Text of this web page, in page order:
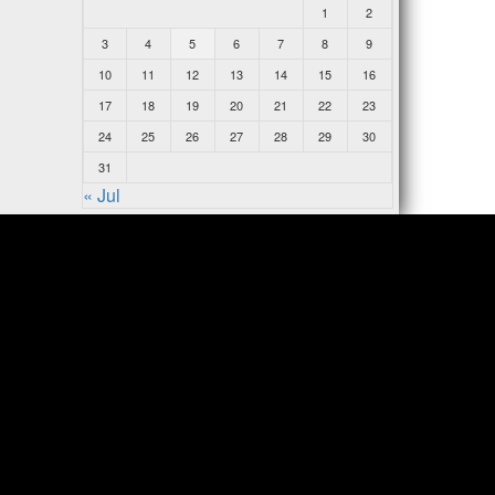
1
2
3
4 5 6 7 8
9
10
11 12 13 14 15
16
17
18 19 20 21 22
23
24
25 26 27 28 29
30
31
« Jul